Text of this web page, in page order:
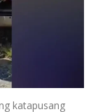
katapusang